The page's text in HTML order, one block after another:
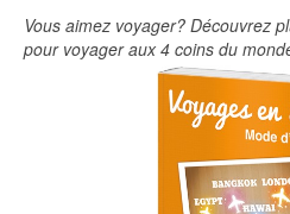
Vous aimez voyager? Découvrez
pour voyager aux 4 coins du